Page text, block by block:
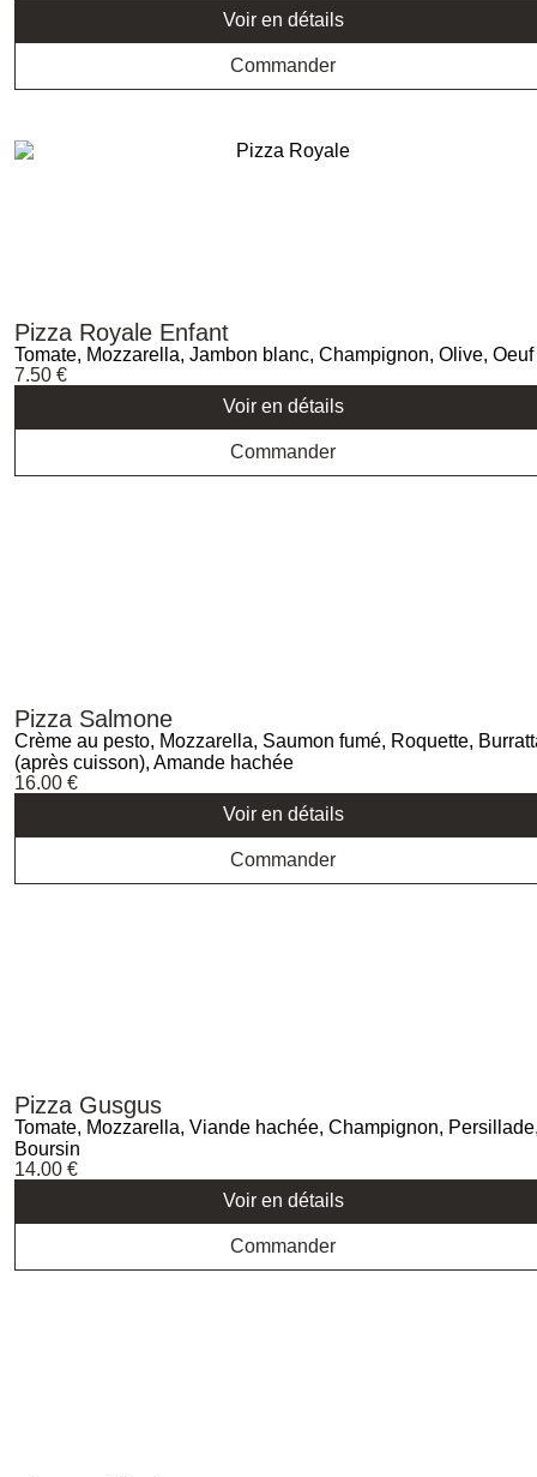
Voir en détails
Commander
Pizza Royale Enfant
Tomate, Mozzarella, Jambon blanc, Champignon, Olive, Oeuf
7.50 €
Voir en détails
Commander
Pizza Salmone
Crème au pesto, Mozzarella, Saumon fumé, Roquette,
(après cuisson), Amande hachée
16.00 €
Voir en détails
Commander
Pizza Gusgus
Tomate, Mozzarella, Viande hachée, Champignon,
Boursin
14.00 €
Voir en détails
Commander